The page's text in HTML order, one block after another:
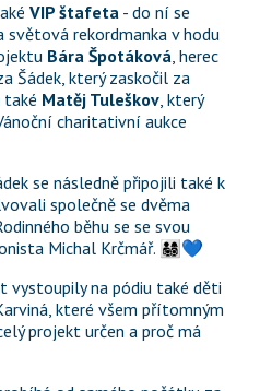
VIP štafeta - do ní se
rekordmanka v hodu
Bára Špotáková
Šádek, který zaskočil za
také Matěj Tuleškov, který
charitativní aukce
se následně připojili také k
společně se dvěma
běhu se se svou
Michal Krčmář. 👨‍👩‍👧‍👦💙
vystoupily na pódiu také děti
které všem přítomným
projekt určen a proč má